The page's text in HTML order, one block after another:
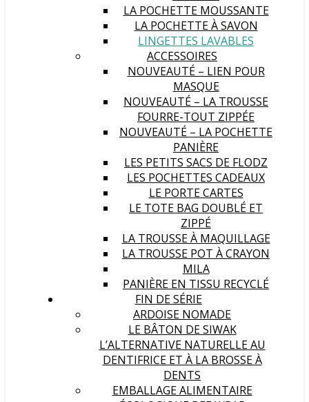
LA POCHETTE MOUSSANTE
LA POCHETTE À SAVON
LINGETTES LAVABLES
ACCESSOIRES
NOUVEAUTÉ – LIEN POUR
MASQUE
NOUVEAUTÉ – LA TROUSSE
FOURRE-TOUT ZIPPÉE
NOUVEAUTÉ – LA POCHETTE
PANIÈRE
LES PETITS SACS DE FLODZ
LES POCHETTES CADEAUX
LE PORTE CARTES
LE TOTE BAG DOUBLÉ ET
ZIPPÉ
LA TROUSSE À MAQUILLAGE
LA TROUSSE POT À CRAYON
MILA
PANIÈRE EN TISSU RECYCLÉ
FIN DE SÉRIE
ARDOISE NOMADE
LE BÂTON DE SIWAK
L’ALTERNATIVE NATURELLE AU
DENTIFRICE ET À LA BROSSE À
DENTS
EMBALLAGE ALIMENTAIRE